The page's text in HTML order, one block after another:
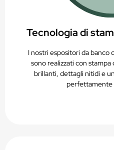
Tecnologia di
I nostri espositori da banco
sono realizzati con
brillanti, dettagli nitidi e
perfettamente